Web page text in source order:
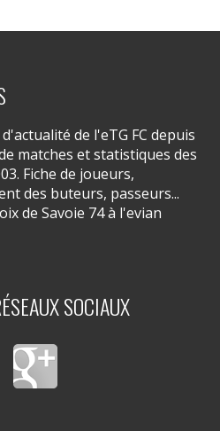
de l'eTG FC depuis
matches et statistiques des
Fiche de joueurs,
des buteurs, passeurs...
de Savoie 74 à l'evian
SOCIAUX